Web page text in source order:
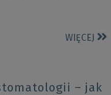
WIĘCEJ
– jak